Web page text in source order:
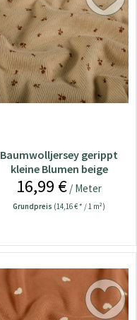
Baumwolljersey gerippt
kleine Blumen beige
16,99 € / Meter
Grundpreis (14,16 € * / 1 m²)